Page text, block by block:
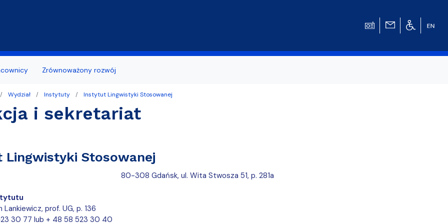
otoczeniem Polish for Foreigners
Wydziału Filologicznego
Studentów
I roku
studenta
Wzory wniosków
Terminy składania wniosków
Biuro Karier
по отделениям Филологического
naukowe
naukowe
Zrównoważony rozwój
Wydział Instytuty Instytut Lingwistyki Stosowanej
i sekretariat
Lingwistyki Stosowanej
80-308 Gdańsk, ul. Wita Stwosza 51, p. 281a
Lankiewicz, prof. UG, p. 136
30 77 lub + 48 58 523 30 40